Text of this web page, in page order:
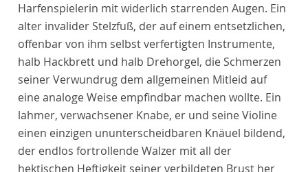
Harfenspielerin mit widerlich starrenden Augen. Ein
alter invalider Stelzfuß, der auf einem entsetzlichen,
offenbar von ihm selbst verfertigten Instrumente,
halb Hackbrett und halb Drehorgel, die Schmerzen
seiner Verwundrug dem allgemeinen Mitleid auf
eine analoge Weise empfindbar machen wollte. Ein
lahmer, verwachsener Knabe, er und seine Violine
einen einzigen ununterscheidbaren Knäuel bildend,
der endlos fortrollende Walzer mit all der
hektischen Heftigkeit seiner verbildeten Brust her